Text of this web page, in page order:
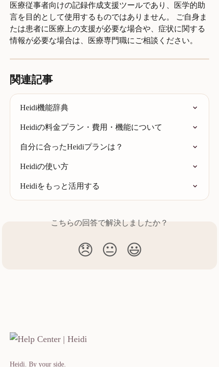
医療従事者向けの記録作成支援ツールであり、医学的助
言を目的として使用するものではありません。 ご自身ま
たは患者に医療上の支援が必要な場合や、症状に関する
情報が必要な場合は、医療専門職にご相談ください。
関連記事
Heidi機能辞典
Heidiの料金プラン・費用・機能について
自分に合ったHeidiプランは？
Heidiの使い方
Heidiをもっと活用する
こちらの回答で解決しましたか？
😞 😐 😃
Heidi. By your side.​​​​‌ ‍ ​‍​‍‌‍ ‌ ​‍‌‍‍‌‌‍‌ ‌‍‍‌‌‍ ‍​‍​‍​ ‍‍​‍​‍‌ ​ ‌‍​‌‌‍ ‍‌‍‍‌‌ ‌​‌ ‍‌​‍ ‍‌‍‍‌‌‍ ​‍​‍​‍ ​​‍​‍‌‍‍​‌ ​‍‌‍‌‌